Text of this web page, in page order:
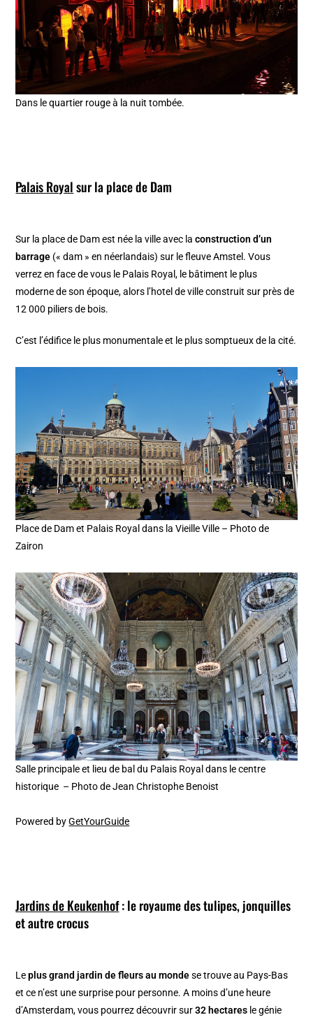
Dans le quartier rouge à la nuit tombée.
Palais Royalsur la place de Dam
Sur la place de Dam est née la ville avec laconstruction d’un
barrage (« dam » en néerlandais) sur le fleuve Amstel. Vous
verrez en face de vous le Palais Royal, le bâtiment le plus
moderne de son époque, alors l’hotel de ville construit sur près de
12 000 piliers de bois.
C’est l’édifice le plus monumentale et le plus somptueux de la cité.
Place de Dam et Palais Royal dans la Vieille Ville – Photo de
Zairon
Salle principale et lieu de bal du Palais Royal dans le centre
historique – Photo de Jean Christophe Benoist
Powered byGetYourGuide
Jardins de Keukenhof: le royaume des tulipes, jonquilles
et autre crocus
Leplus grand jardin de fleurs au mondese trouve au Pays-Bas
et ce n’est une surprise pour personne. A moins d’une heure
d’Amsterdam, vous pourrez découvrir sur32 hectares le génie